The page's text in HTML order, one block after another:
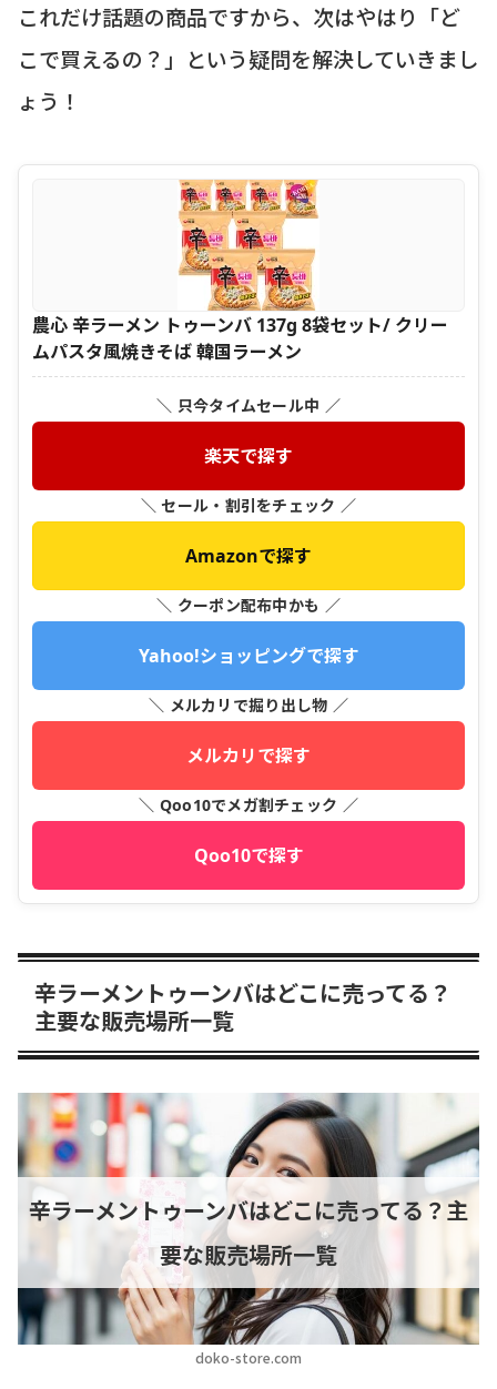
これだけ話題の商品ですから、次はやはり「ど
こで買えるの？」という疑問を解決していきまし
ょう！
農心 辛ラーメン トゥーンバ 137g 8袋セット/ クリー
ムパスタ風焼きそば 韓国ラーメン
＼ 只今タイムセール中 ／
楽天で探す
＼ セール・割引をチェック ／
Amazonで探す
＼ クーポン配布中かも ／
Yahoo!ショッピングで探す
＼ メルカリで掘り出し物 ／
メルカリで探す
＼ Qoo10でメガ割チェック ／
Qoo10で探す
辛ラーメントゥーンバはどこに売ってる？
主要な販売場所一覧
doko-store.com
辛ラーメントゥーンバはどこに売ってる？主
要な販売場所一覧